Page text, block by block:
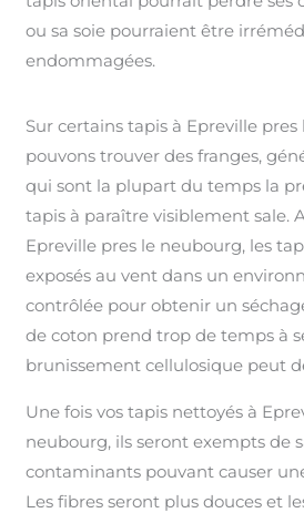
ou sa soie pourraient être
endommagées.
Sur certains tapis à Epreville
pouvons trouver des franges,
qui sont la plupart du temps la
tapis à paraître visiblement sale.
Epreville pres le neubourg, les
exposés au vent dans un
contrôlée pour obtenir un
de coton prend trop de temps à
brunissement cellulosique peut
Une fois vos tapis nettoyés à
neubourg, ils seront exempts de
contaminants pouvant causer
Les fibres seront plus douces et